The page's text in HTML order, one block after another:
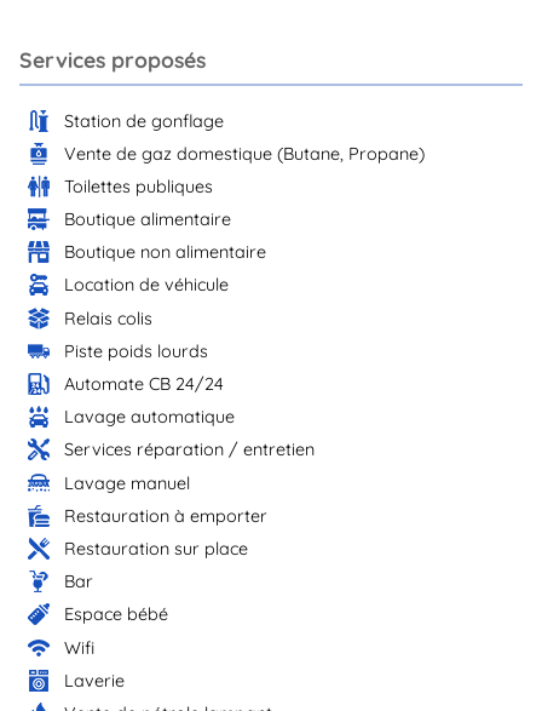
Services proposés
Station de gonflage
Vente de gaz domestique (Butane, Propane)
Toilettes publiques
Boutique alimentaire
Boutique non alimentaire
Location de véhicule
Relais colis
Piste poids lourds
Automate CB 24/24
Lavage automatique
Services réparation / entretien
Lavage manuel
Restauration à emporter
Restauration sur place
Bar
Espace bébé
Wifi
Laverie